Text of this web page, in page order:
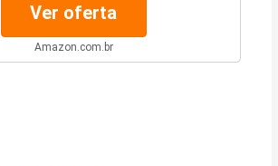
longa duração de 30H,
cancelamento de...
Ver oferta
Amazon.com.br